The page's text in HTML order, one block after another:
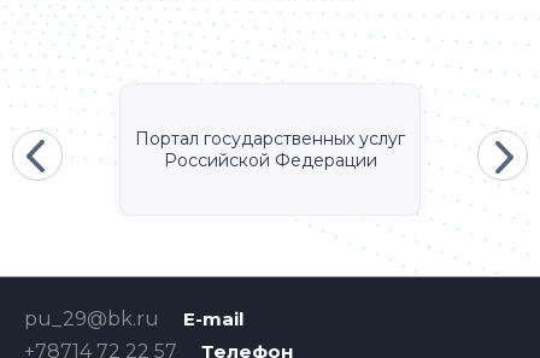
Портал государственных услуг
Российской Федерации
E-mail
pu_29@bk.ru
Телефон
+78714 72 22 57